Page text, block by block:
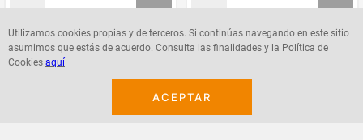
Utilizamos cookies propias y de terceros. Si continúas navegando en este sitio
asumimos que estás de acuerdo. Consulta las finalidades y la Política de
Cookies aquí
ACEPTAR